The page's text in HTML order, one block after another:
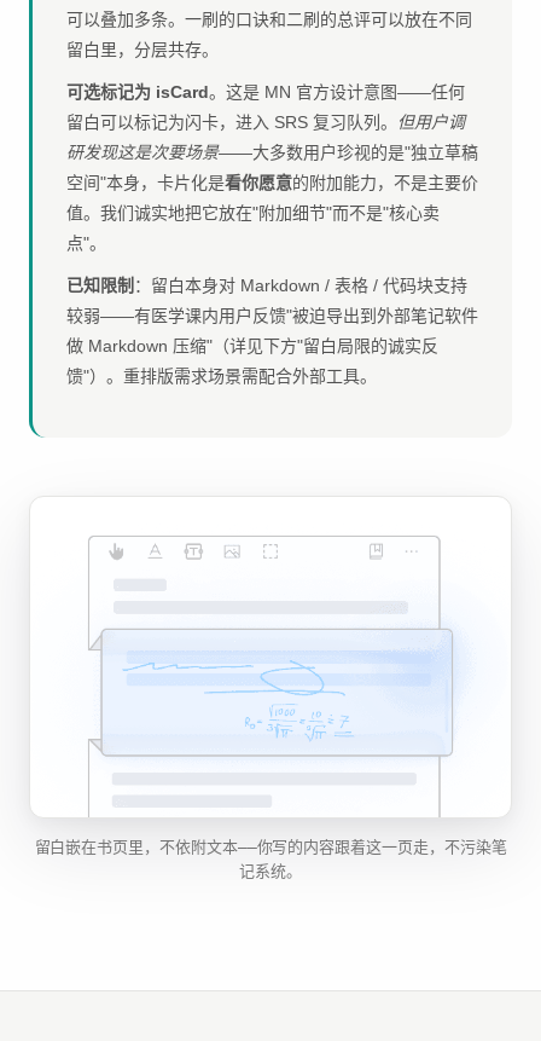
可以叠加多条。一刷的口诀和二刷的总评可以放在不同
留白里，分层共存。
可选标记为 isCard。这是 MN 官方设计意图——任何
留白可以标记为闪卡，进入 SRS 复习队列。
但用户调
研发现这是次要场景——大多数用户珍视的是"独立草稿
空间"本身，卡片化是看你愿意的附加能力，不是主要价
值。我们诚实地把它放在"附加细节"而不是"核心卖
点"。
已知限制 ：留白本身对 Markdown / 表格 / 代码块支持
较弱——有医学课内用户反馈"被迫导出到外部笔记软件
做 Markdown 压缩"（详见下方"留白局限的诚实反
馈"）。重排版需求场景需配合外部工具。
留白嵌在书页里，不依附文本——你写的内容跟着这一页走，不污染笔
记系统。